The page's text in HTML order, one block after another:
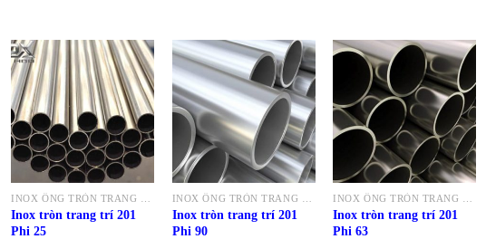
Inox tròn trang trí 201
Phi 25
Inox tròn trang trí 201
Phi 90
Inox tròn trang trí 201
Phi 63